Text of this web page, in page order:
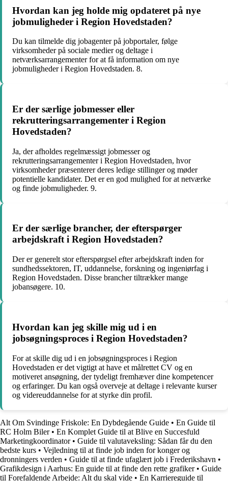
Hvordan kan jeg holde mig opdateret på nye
jobmuligheder i Region Hovedstaden?
Du kan tilmelde dig jobagenter på jobportaler, følge
virksomheder på sociale medier og deltage i
netværksarrangementer for at få information om nye
jobmuligheder i Region Hovedstaden. 8.
Er der særlige jobmesser eller
rekrutteringsarrangementer i Region
Hovedstaden?
Ja, der afholdes regelmæssigt jobmesser og
rekrutteringsarrangementer i Region Hovedstaden, hvor
virksomheder præsenterer deres ledige stillinger og møder
potentielle kandidater. Det er en god mulighed for at netværke
og finde jobmuligheder. 9.
Er der særlige brancher, der efterspørger
arbejdskraft i Region Hovedstaden?
Der er generelt stor efterspørgsel efter arbejdskraft inden for
sundhedssektoren, IT, uddannelse, forskning og ingeniørfag i
Region Hovedstaden. Disse brancher tiltrækker mange
jobansøgere. 10.
Hvordan kan jeg skille mig ud i en
jobsøgningsproces i Region Hovedstaden?
For at skille dig ud i en jobsøgningsproces i Region
Hovedstaden er det vigtigt at have et målrettet CV og en
motiveret ansøgning, der tydeligt fremhæver dine kompetencer
og erfaringer. Du kan også overveje at deltage i relevante kurser
og videreuddannelse for at styrke din profil.
Alt Om Svindinge Friskole: En Dybdegående Guide • En Guide til
RC Holm Biler• En Komplet Guide til at Blive en Succesfuld
Marketingkoordinator• Guide til valutaveksling: Sådan får du den
bedste kurs • Vejledning til at finde job inden for konger og
dronningers verden • Guide til at finde ufaglært job i Frederikshavn •
Grafikdesign i Aarhus: En guide til at finde den rette grafiker• Guide
til Forefaldende Arbejde: Alt du skal vide • En Karriereguide til